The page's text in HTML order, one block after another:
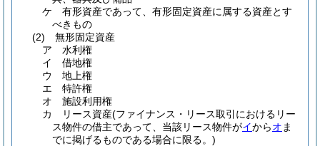
ケ
有形資産であって、有形固定資産に属する資産とす
べきもの
(2)
無形固定資産
ア
水利権
イ
借地権
ウ
地上権
エ
特許権
オ
施設利用権
カ
リース資産(ファイナンス・リース取引におけるリー
ス物件の借主であって、当該リース物件がイからオ ま
でに掲げるものである場合に限る。)